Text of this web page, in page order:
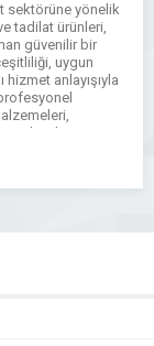
sektörüne yönelik
tadilat ürünleri,
güvenilir bir
uygun
anlayışıyla
yapı